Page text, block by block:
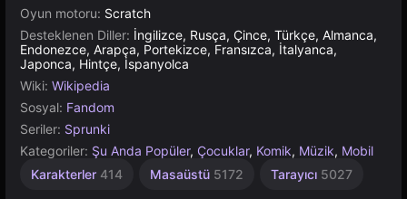
Oyun motoru: Scratch
Desteklenen Diller: İngilizce, Rusça, Çince, Türkçe, Almanca,
Endonezce, Arapça, Portekizce, Fransızca, İtalyanca,
Japonca, Hintçe, İspanyolca
Wiki: Wikipedia
Sosyal: Fandom
Seriler: Sprunki
Kategoriler: Şu Anda Popüler, Çocuklar, Komik, Müzik, Mobil
Karakterler 414 Masaüstü 5172 Tarayıcı 5027